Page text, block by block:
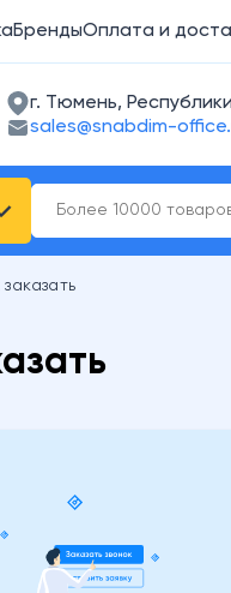
БрендыОплата и
г. Тюмень,
sales@snabdim-
заказать